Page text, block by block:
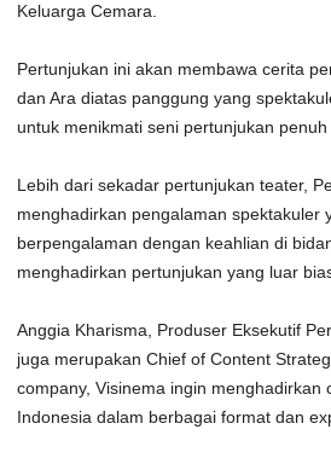
Keluarga Cemara.
Pertunjukan ini akan membawa cerita
dan Ara diatas panggung yang
untuk menikmati seni pertunjukan
Lebih dari sekadar pertunjukan teater,
menghadirkan pengalaman spektakuler
berpengalaman dengan keahlian di
menghadirkan pertunjukan yang luar
Anggia Kharisma, Produser Eksekutif
juga merupakan Chief of Content
company, Visinema ingin
Indonesia dalam berbagai format dan